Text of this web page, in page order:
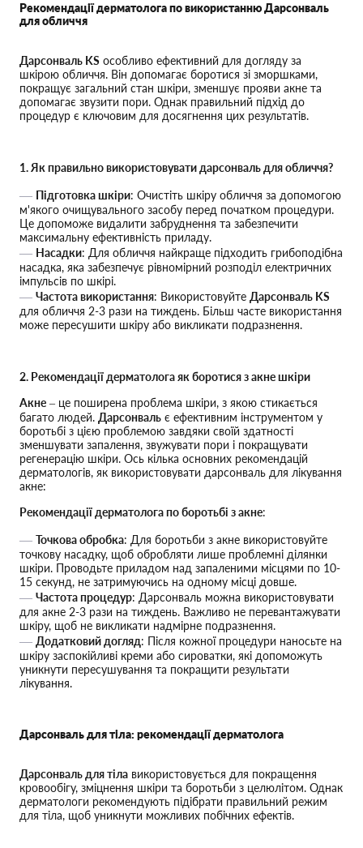
Рекомендації дерматолога по використанню Дарсонваль
для обличчя
Дарсонваль KS особливо ефективний для догляду за
шкірою обличчя. Він допомагає боротися зі зморшками,
покращує загальний стан шкіри, зменшує прояви акне та
допомагає звузити пори. Однак правильний підхід до
процедур є ключовим для досягнення цих результатів.
1. Як правильно використовувати дарсонваль для обличчя?
Підготовка шкіри: Очистіть шкіру обличчя за допомогою
м'якого очищувального засобу перед початком процедури.
Це допоможе видалити забруднення та забезпечити
максимальну ефективність приладу.
Насадки: Для обличчя найкраще підходить грибоподібна
насадка, яка забезпечує рівномірний розподіл електричних
імпульсів по шкірі.
Частота використання: Використовуйте Дарсонваль KS
для обличчя 2-3 рази на тиждень. Більш часте використання
може пересушити шкіру або викликати подразнення.
2. Рекомендації дерматолога як боротися з акне шкіри
Акне – це поширена проблема шкіри, з якою стикається
багато людей. Дарсонваль є ефективним інструментом у
боротьбі з цією проблемою завдяки своїй здатності
зменшувати запалення, звужувати пори і покращувати
регенерацію шкіри. Ось кілька основних рекомендацій
дерматологів, як використовувати дарсонваль для лікування
акне:
Рекомендації дерматолога по боротьбі з акне:
Точкова обробка: Для боротьби з акне використовуйте
точкову насадку, щоб обробляти лише проблемні ділянки
шкіри. Проводьте приладом над запаленими місцями по 10-
15 секунд, не затримуючись на одному місці довше.
Частота процедур: Дарсонваль можна використовувати
для акне 2-3 рази на тиждень. Важливо не перевантажувати
шкіру, щоб не викликати надмірне подразнення.
Додатковий догляд: Після кожної процедури наносьте на
шкіру заспокійливі креми або сироватки, які допоможуть
уникнути пересушування та покращити результати
лікування.
Дарсонваль для тіла: рекомендації дерматолога
Дарсонваль для тіла використовується для покращення
кровообігу, зміцнення шкіри та боротьби з целюлітом. Однак
дерматологи рекомендують підібрати правильний режим
для тіла, щоб уникнути можливих побічних ефектів.